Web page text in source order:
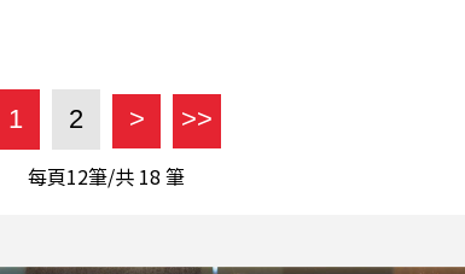
1 2 > >>
每頁12筆/共 18 筆